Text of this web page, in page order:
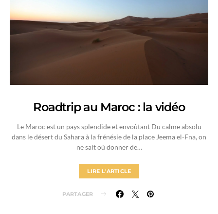
Roadtrip au Maroc : la vidéo
Le Maroc est un pays splendide et envoûtant Du calme absolu
dans le désert du Sahara à la frénésie de la place Jeema el-Fna, on
ne sait où donner de…
LIRE L'ARTICLE
PARTAGER